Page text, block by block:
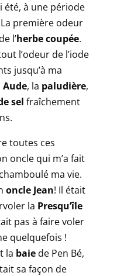
été, à une période
première odeur
l’herbe coupée.
l’odeur de l’iode
jusqu’à ma
Aude, la paludière,
sel fraîchement
toutes ces
oncle qui m’a fait
ma vie.
oncle Jean! Il était
la Presqu’île
pas à faire voler
quelquefois !
la baiede Pen Bé,
sa façon de